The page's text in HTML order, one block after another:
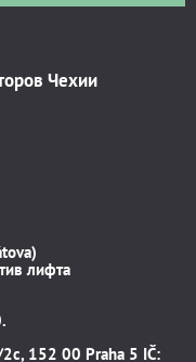
Чехии
лифта
152 00 Praha 5 IČ: